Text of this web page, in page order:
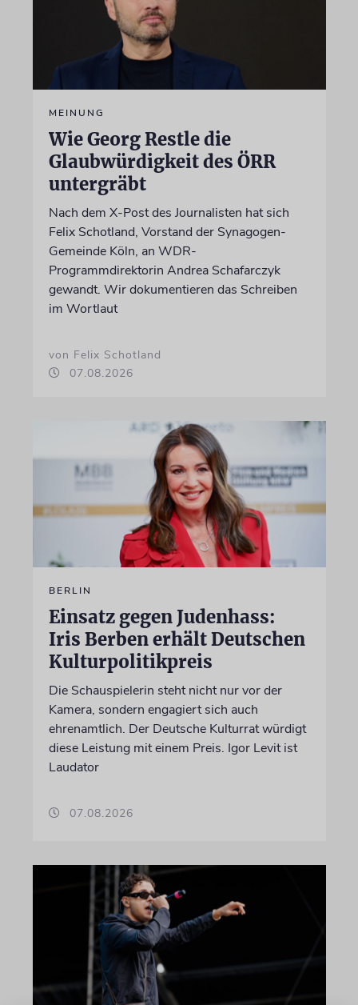
MEINUNG
Wie Georg Restle die
Glaubwürdigkeit des ÖRR
untergräbt
Nach dem X-Post des Journalisten hat sich
Felix Schotland, Vorstand der Synagogen-
Gemeinde Köln, an WDR-
Programmdirektorin Andrea Schafarczyk
gewandt. Wir dokumentieren das Schreiben
im Wortlaut
von Felix Schotland
07.08.2026
BERLIN
Einsatz gegen Judenhass:
Iris Berben erhält Deutschen
Kulturpolitikpreis
Die Schauspielerin steht nicht nur vor der
Kamera, sondern engagiert sich auch
ehrenamtlich. Der Deutsche Kulturrat würdigt
diese Leistung mit einem Preis. Igor Levit ist
Laudator
07.08.2026